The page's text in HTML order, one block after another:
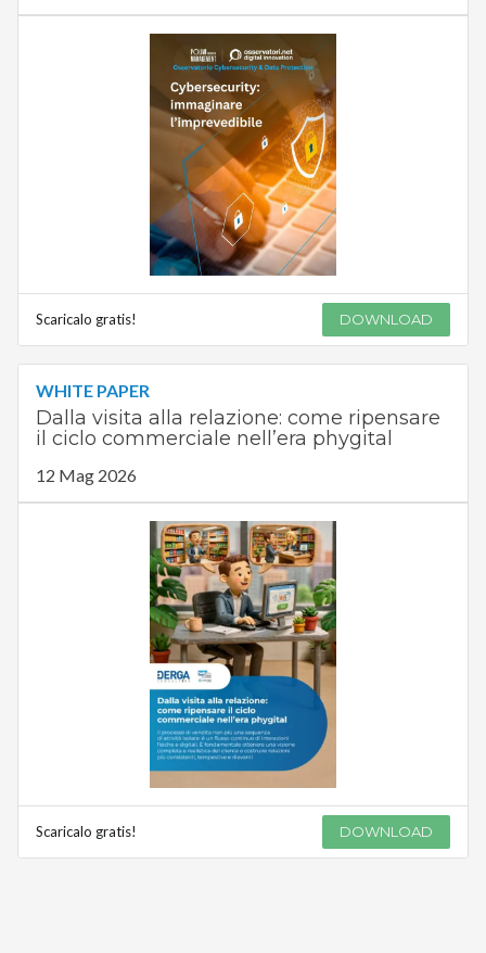
Scaricalo gratis! DOWNLOAD
WHITE PAPER
Dalla visita alla relazione: come ripensare
il ciclo commerciale nell’era phygital
12 Mag 2026
Scaricalo gratis! DOWNLOAD